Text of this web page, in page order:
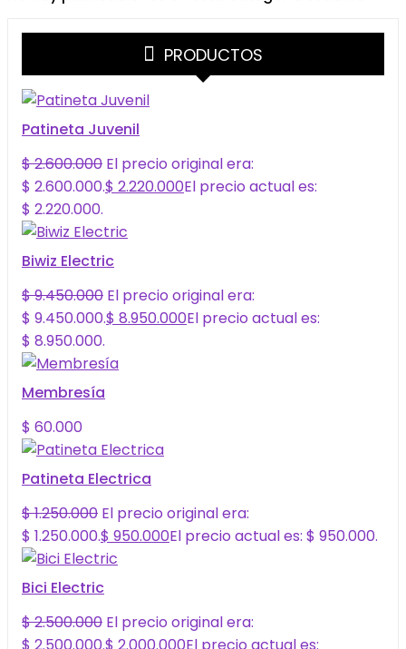
PRODUCTOS
Patineta Juvenil
$2.600.000 El precio original era:
$ 2.600.000.$ 2.220.000El precio actual es:
$ 2.220.000.
Biwiz Electric
$9.450.000 El precio original era:
$ 9.450.000.$ 8.950.000El precio actual es:
$ 8.950.000.
Membresía
$ 60.000
Patineta Electrica
$1.250.000 El precio original era:
$ 1.250.000.$ 950.000El precio actual es: $ 950.000.
Bici Electric
$2.500.000 El precio original era: